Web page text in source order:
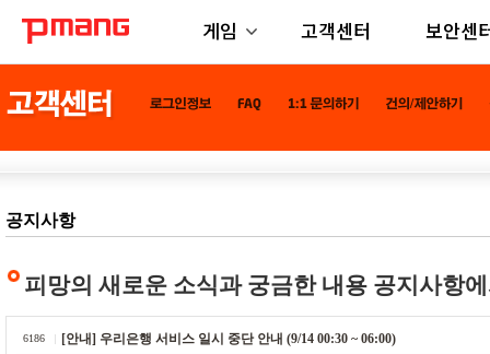
게임 고객센터 보안센
공지사항
피망의 새로운 소식과 궁금한 내용 공지사항
6186 [안내] 우리은행 서비스 일시 중단 안내 (9/14 00:30 ~ 06:00)